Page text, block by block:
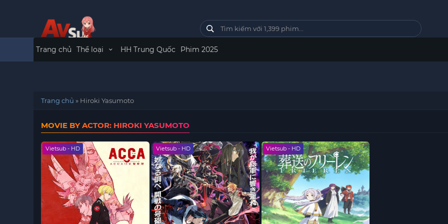
Trang chủ Thể loại HH Trung Quốc Phim 2025
Trang chủ » Hiroki Yasumoto
MOVIE BY ACTOR: HIROKI YASUMOTO
Vietsub - HD Vietsub - HD Vietsub - HD